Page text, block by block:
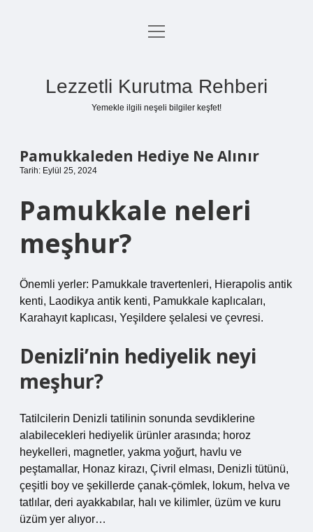
Anasayfa
menüyü
Lezzetli Kurutma Rehberi
Yemekle ilgili neşeli bilgiler keşfet!
Pamukkaleden Hediye Ne Alınır
Tarih: Eylül 25, 2024
Pamukkale neleri
meşhur?
Önemli yerler: Pamukkale travertenleri, Hierapolis antik
kenti, Laodikya antik kenti, Pamukkale kaplıcaları,
Karahayıt kaplıcası, Yeşildere şelalesi ve çevresi.
Denizli’nin hediyelik neyi
meşhur?
Tatilcilerin Denizli tatilinin sonunda sevdiklerine
alabilecekleri hediyelik ürünler arasında; horoz
heykelleri, magnetler, yakma yoğurt, havlu ve
peştamallar, Honaz kirazı, Çivril elması, Denizli tütünü,
çeşitli boy ve şekillerde çanak-çömlek, lokum, helva ve
tatlılar, deri ayakkabılar, halı ve kilimler, üzüm ve kuru
üzüm yer alıyor…